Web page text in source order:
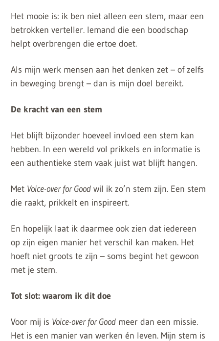
Het mooie is: ik ben niet alleen een stem, maar een
betrokken verteller. Iemand die een boodschap
helpt overbrengen die ertoe doet.
Als mijn werk mensen aan het denken zet – of zelfs
in beweging brengt – dan is mijn doel bereikt.
De kracht van een stem
Het blijft bijzonder hoeveel invloed een stem kan
hebben. In een wereld vol prikkels en informatie is
een authentieke stem vaak juist wat blijft hangen.
Met Voice-over for Good wil ik zo’n stem zijn. Een stem
die raakt, prikkelt en inspireert.
En hopelijk laat ik daarmee ook zien dat iedereen
op zijn eigen manier het verschil kan maken. Het
hoeft niet groots te zijn – soms begint het gewoon
met je stem.
Tot slot: waarom ik dit doe
Voor mij is Voice-over for Good meer dan een missie.
Het is een manier van werken én leven. Mijn stem is